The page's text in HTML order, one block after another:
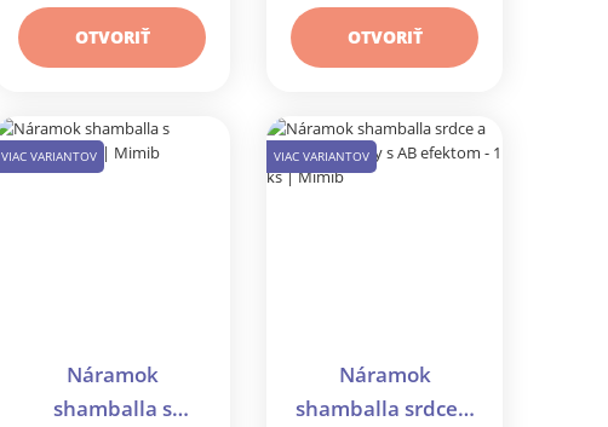
OTVORIŤ OTVORIŤ
VIAC VARIANTOV
Náramok
shamballa s
VIAC VARIANTOV
Náramok
shamballa srdce a